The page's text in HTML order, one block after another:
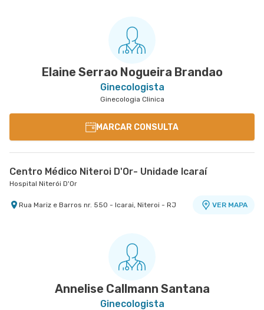
Elaine Serrao Nogueira Brandao
Ginecologista
Ginecologia Clinica
MARCAR CONSULTA
Centro Médico Niteroi D'Or- Unidade Icaraí
Hospital Niterói D'Or
Rua Mariz e Barros nr. 550 - Icarai, Niteroi - RJ VER MAPA
Annelise Callmann Santana
Ginecologista